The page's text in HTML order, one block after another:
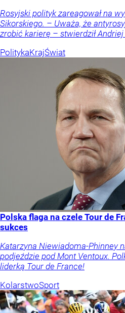
Rosyjski polityk zareagował na
Sikorskiego. – Uważa, że
zrobić karierę – stwierdził Andriej
PolitykaKrajŚwiat
Polska flaga na czele Tour de
sukces
Katarzyna Niewiadoma-Phinney
podjeździe pod Mont Ventoux.
liderką Tour de France!
KolarstwoSport